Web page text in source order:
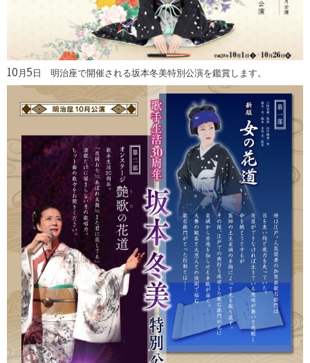
10月5日 明治座で開催される坂本冬美特別公演を鑑賞します。